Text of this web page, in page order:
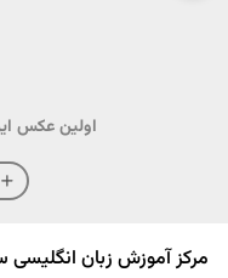
اولین عکس
مرکز آموزش زبان انگلیسی